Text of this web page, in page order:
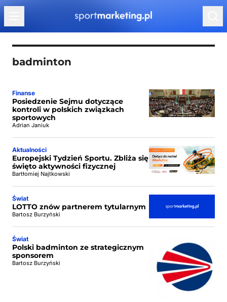
Przejdź do treści
badminton
Finanse
Posiedzenie Sejmu dotyczące
kontroli w polskich związkach
sportowych
Adrian Janiuk
Aktualności
Europejski Tydzień Sportu. Zbliża się
święto aktywności fizycznej
Bartłomiej Najtkowski
Świat
LOTTO znów partnerem tytularnym
Bartosz Burzyński
Świat
Polski badminton ze strategicznym
sponsorem
Bartosz Burzyński